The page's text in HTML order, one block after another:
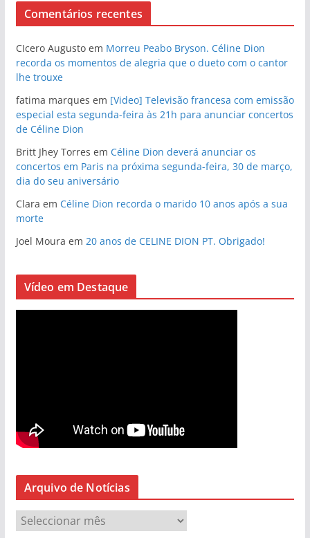
Comentários recentes
CIcero Augustoem Morreu Peabo Bryson. Céline Dion
recorda os momentos de alegria que o dueto com o cantor
lhe trouxe
fatima marques em [Video] Televisão francesa com emissão
especial esta segunda-feira às 21h para anunciar concertos
de Céline Dion
Britt Jhey Torres em Céline Dion deverá anunciar os
concertos em Paris na próxima segunda-feira, 30 de março,
dia do seu aniversário
Clara em Céline Dion recorda o marido 10 anos após a sua
morte
Joel Moura em 20 anos de CELINE DION PT. Obrigado!
Vídeo em Destaque
Arquivo de Notícias
r